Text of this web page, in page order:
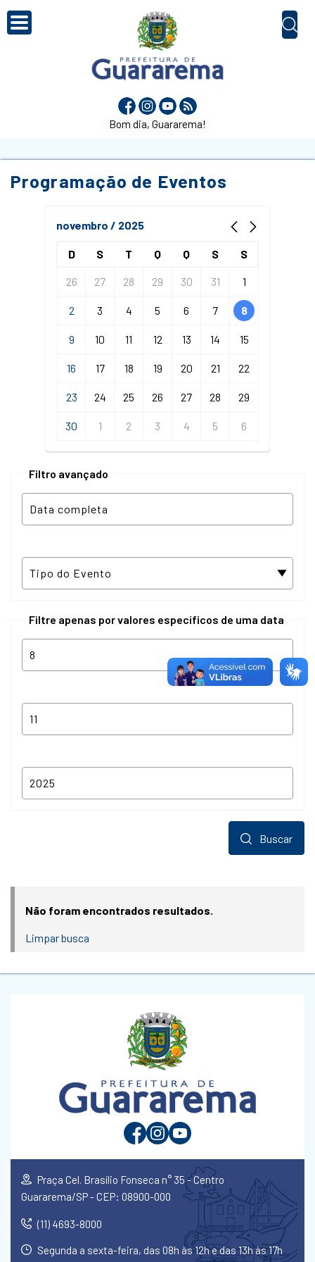
Bom dia, Guararema!
Programação de Eventos
novembro / 2025
D S T Q Q S S
26 27 28 29 30 31 1
2 3 4 5 6 7 8
9 10 11 12 13 14 15
16 17 18 19 20 21 22
23 24 25 26 27 28 29
30 1 2 3 4 5 6
Filtro avançado
Filtre apenas por valores específicos de uma data
Buscar
Não foram encontrados resultados.
Limpar busca
Praça Cel. Brasílio Fonseca n° 35 - Centro
Guararema/SP - CEP: 08900-000
(11) 4693-8000
Segunda a sexta-feira, das 08h às 12h e das 13h às 17h